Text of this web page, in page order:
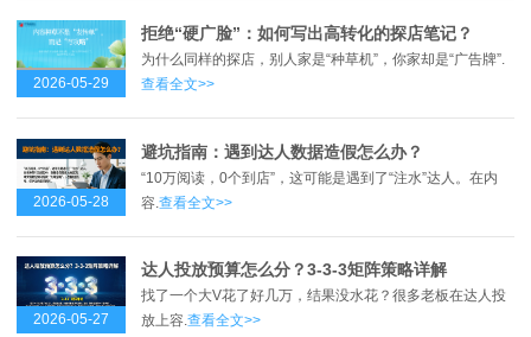
2026-05-29
拒绝“硬广脸”：如何写出高转化的探店笔记？
为什么同样的探店，别人家是“种草机”，你家却是“广告牌”.
查看全文>>
2026-05-28
避坑指南：遇到达人数据造假怎么办？
“10万阅读，0个到店”，这可能是遇到了“注水”达人。在内
容. 查看全文>>
2026-05-27
达人投放预算怎么分？3-3-3矩阵策略详解
找了一个大V花了好几万，结果没水花？很多老板在达人投
放上容.查看全文>>